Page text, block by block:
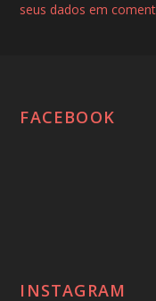
seus dados em
FACEBOOK
INSTAGRAM